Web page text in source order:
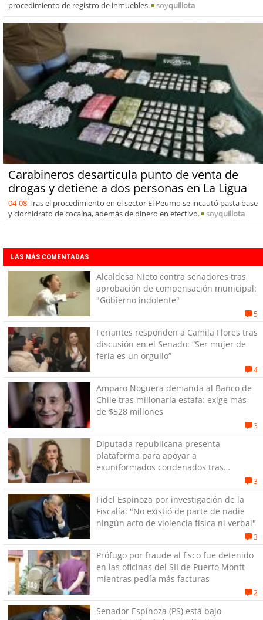
procedimiento de registro de inmuebles. soyquillota
Carabineros desarticula punto de venta de
drogas y detiene a dos personas en La Ligua
04-08Tras el procedimiento en el sector El Peumo se incautó pasta base
y clorhidrato de cocaína, además de dinero en efectivo.
soyquillota
LAS MÁS COMENTADAS
Alcaldesa Nieto contra senadores tras
aprobación de compensación municipal:
"Gobierno indolente"
5
Feriantes responden a Camila Flores tras
discusión en el Senado: “Ser mujer de
feria es un orgullo”
4
Amparo Noguera demanda al Banco de
Chile tras millonaria estafa: exige más
de $528 millones
3
Diputada republicana presenta
plataforma para apoyar a
exuniformados condenados tras
3
Fidel Espinoza por investigación de la
Fiscalía: "No existió de parte de nadie
ningún acto de violencia física ni verbal"
3
Prófugo por fraude al fisco fue detenido
en las oficinas del SII de Puerto Montt
mientras pedía más facturas
2
Senador Espinoza (PS) está bajo